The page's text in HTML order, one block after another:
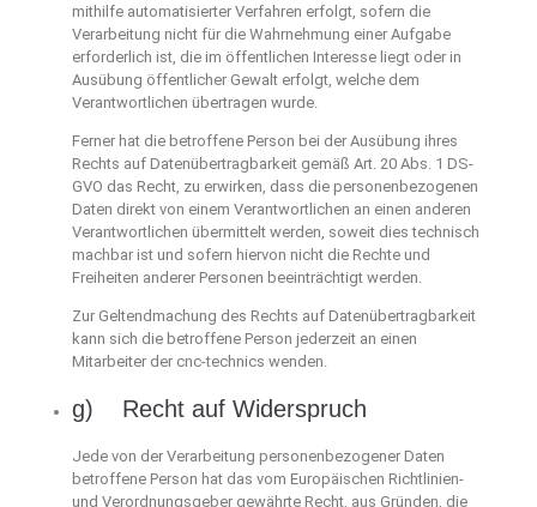
mithilfe automatisierter Verfahren erfolgt, sofern die
Verarbeitung nicht für die Wahrnehmung einer Aufgabe
erforderlich ist, die im öffentlichen Interesse liegt oder in
Ausübung öffentlicher Gewalt erfolgt, welche dem
Verantwortlichen übertragen wurde.
Ferner hat die betroffene Person bei der Ausübung ihres
Rechts auf Datenübertragbarkeit gemäß Art. 20 Abs. 1 DS-
GVO das Recht, zu erwirken, dass die personenbezogenen
Daten direkt von einem Verantwortlichen an einen anderen
Verantwortlichen übermittelt werden, soweit dies technisch
machbar ist und sofern hiervon nicht die Rechte und
Freiheiten anderer Personen beeinträchtigt werden.
Zur Geltendmachung des Rechts auf Datenübertragbarkeit
kann sich die betroffene Person jederzeit an einen
Mitarbeiter der cnc-technics wenden.
g) Recht auf Widerspruch
Jede von der Verarbeitung personenbezogener Daten
betroffene Person hat das vom Europäischen Richtlinien-
und Verordnungsgeber gewährte Recht, aus Gründen, die